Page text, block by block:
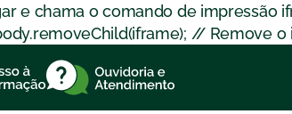
e chama o comando de impressão
// Remove o